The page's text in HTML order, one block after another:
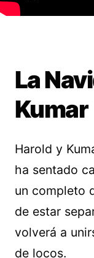
La
Kumar
Harold y
ha sentado
un completo
de estar
volverá a
de locos.